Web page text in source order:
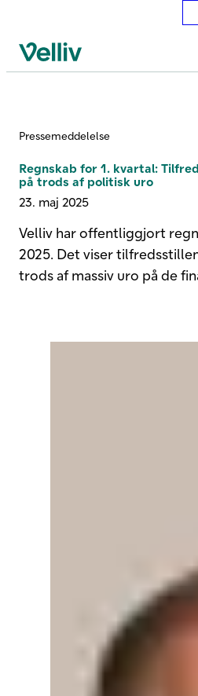
Velliv startside
Regnskab for 1. kvartal:
på trods af politisk uro
23. maj 2025
Pressemeddelelse
Velliv har offentliggjort
2025. Det viser
trods af massiv uro på de